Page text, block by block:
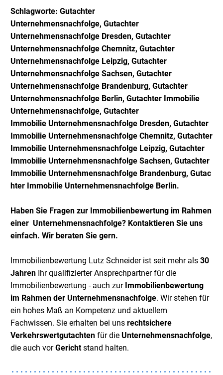
Schlagworte: Gutachter
Unternehmensnachfolge, Gutachter
Unternehmensnachfolge Dresden, Gutachter
Unternehmensnachfolge Chemnitz, Gutachter
Unternehmensnachfolge Leipzig, Gutachter
Unternehmensnachfolge Sachsen, Gutachter
Unternehmensnachfolge Brandenburg, Gutachter
Unternehmensnachfolge Berlin, Gutachter Immobilie
Unternehmensnachfolge, Gutachter
Immobilie Unternehmensnachfolge Dresden, Gutachter
Immobilie Unternehmensnachfolge Chemnitz, Gutachter
Immobilie Unternehmensnachfolge Leipzig, Gutachter
Immobilie Unternehmensnachfolge Sachsen, Gutachter
Immobilie Unternehmensnachfolge Brandenburg, Gutac
hter Immobilie Unternehmensnachfolge Berlin.
Haben Sie Fragen zur Immobilienbewertung im Rahmen
einer Unternehmensnachfolge? Kontaktieren Sie uns
einfach. Wir beraten Sie gern.
Immobilienbewertung Lutz Schneider ist seit mehr als 30
Jahren Ihr qualifizierter Ansprechpartner für die
Immobilienbewertung - auch zur Immobilienbewertung
im Rahmen der Unternehmensnachfolge. Wir stehen für
ein hohes Maß an Kompetenz und aktuellem
Fachwissen. Sie erhalten bei uns rechtsichere
Verkehrswertgutachten für die Unternehmensnachfolge,
die auch vorGerichtstand halten.